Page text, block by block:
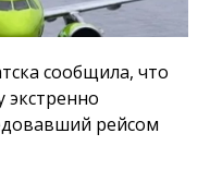
сообщила, что
экстренно
рейсом